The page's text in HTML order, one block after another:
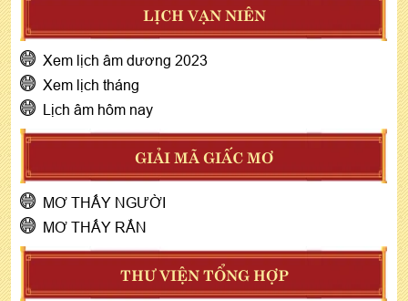
LỊCH VẠN NIÊN
Xem lịch âm dương 2023
Xem lịch tháng
Lịch âm hôm nay
GIẢI MÃ GIẤC MƠ
MƠ THẤY NGƯỜI
MƠ THẤY RẮN
THƯ VIỆN TỔNG HỢP